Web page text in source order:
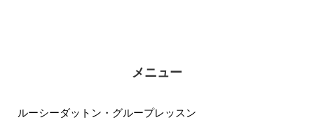
メニュー
ルーシーダットン・グループレッスン